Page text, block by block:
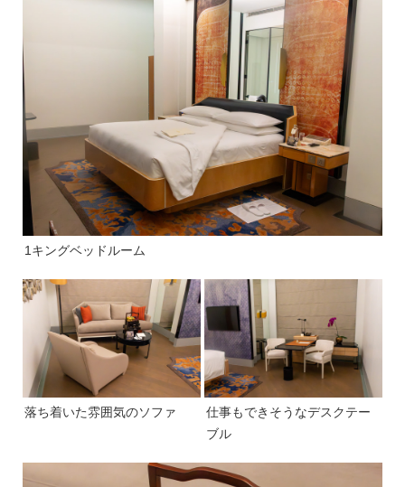
1キングベッドルーム
落ち着いた雰囲気のソファ
仕事もできそうなデスクテー
ブル